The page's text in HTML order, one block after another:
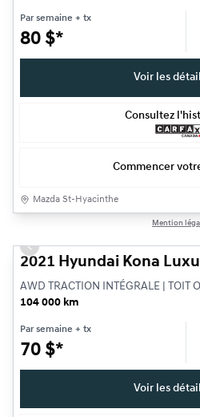
Par semaine + tx
80 $*
Voir les
Consultez
Commencer
Mazda St-Hyacinthe
Mention
Previous slide
2021 Hyundai Kona
AWD TRACTION INTÉGRALE | TOIT
104 000 km
Par semaine + tx
70 $*
Voir les